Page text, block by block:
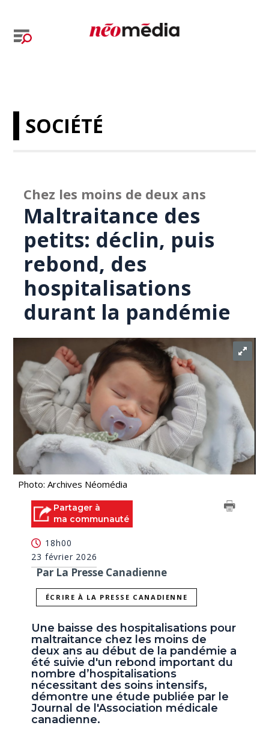
SOCIÉTÉ
Chez les moins de deux ans
Maltraitance des
petits: déclin, puis
rebond, des
hospitalisations
durant la pandémie
Photo: Archives Néomédia
Partager à
ma communauté
18h00
23 février 2026
Par La Presse Canadienne
ÉCRIRE À LA PRESSE CANADIENNE
Une baisse des hospitalisations pour
maltraitance chez les moins de
deux ans au début de la pandémie a
été suivie d'un rebond important du
nombre d’hospitalisations
nécessitant des soins intensifs,
démontre une étude publiée par le
Journal de l'Association médicale
canadienne.